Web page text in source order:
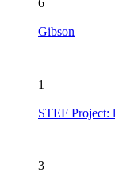
6
Gibson
1
STEF Project:
3